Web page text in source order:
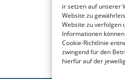
ir setzen auf unserer
Website zu
Website zu verfolgen
Informationen
Cookie-Richtlinie
zwingend für den
hierfür auf der
https://